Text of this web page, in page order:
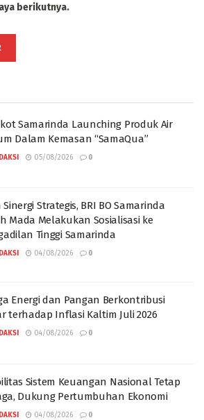
berikutnya.
Samarinda Launching Produk Air
Dalam Kemasan “SamaQua”
05/08/2026 0
Sinergi Strategis, BRI BO Samarinda
Mada Melakukan Sosialisasi ke
Tinggi Samarinda
04/08/2026 0
Energi dan Pangan Berkontribusi
terhadap Inflasi Kaltim Juli 2026
04/08/2026 0
Sistem Keuangan Nasional Tetap
Dukung Pertumbuhan Ekonomi
04/08/2026 0